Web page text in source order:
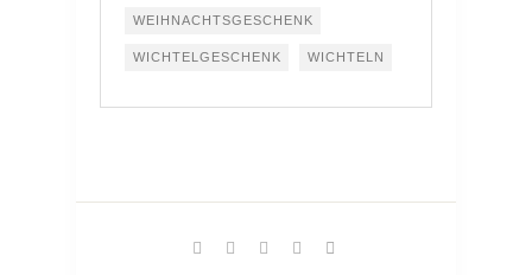
WEIHNACHTSGESCHENK
WICHTELGESCHENK WICHTELN